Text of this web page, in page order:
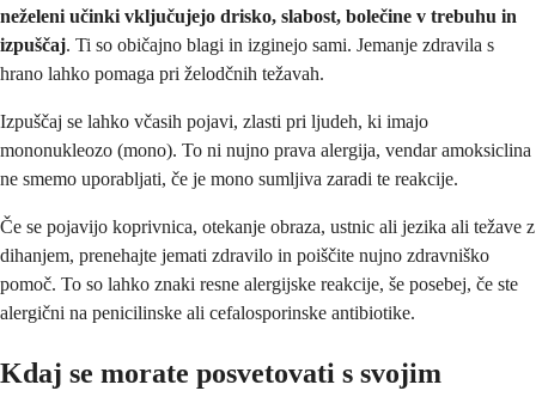
neželeni učinki vključujejo drisko, slabost, bolečine v trebuhu in
izpuščaj. Ti so običajno blagi in izginejo sami. Jemanje zdravila s
hrano lahko pomaga pri želodčnih težavah.
Izpuščaj se lahko včasih pojavi, zlasti pri ljudeh, ki imajo
mononukleozo (mono). To ni nujno prava alergija, vendar amoksiclina
ne smemo uporabljati, če je mono sumljiva zaradi te reakcije.
Če se pojavijo koprivnica, otekanje obraza, ustnic ali jezika ali težave z
dihanjem, prenehajte jemati zdravilo in poiščite nujno zdravniško
pomoč. To so lahko znaki resne alergijske reakcije, še posebej, če ste
alergični na penicilinske ali cefalosporinske antibiotike.
Kdaj se morate posvetovati s svojim